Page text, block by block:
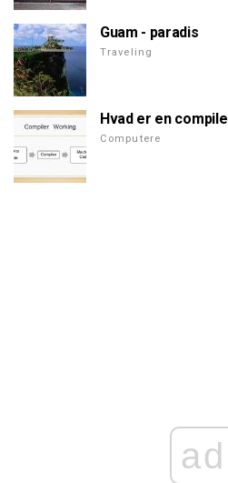
Guam - paradis
Traveling
Hvad er en
Computere
ad